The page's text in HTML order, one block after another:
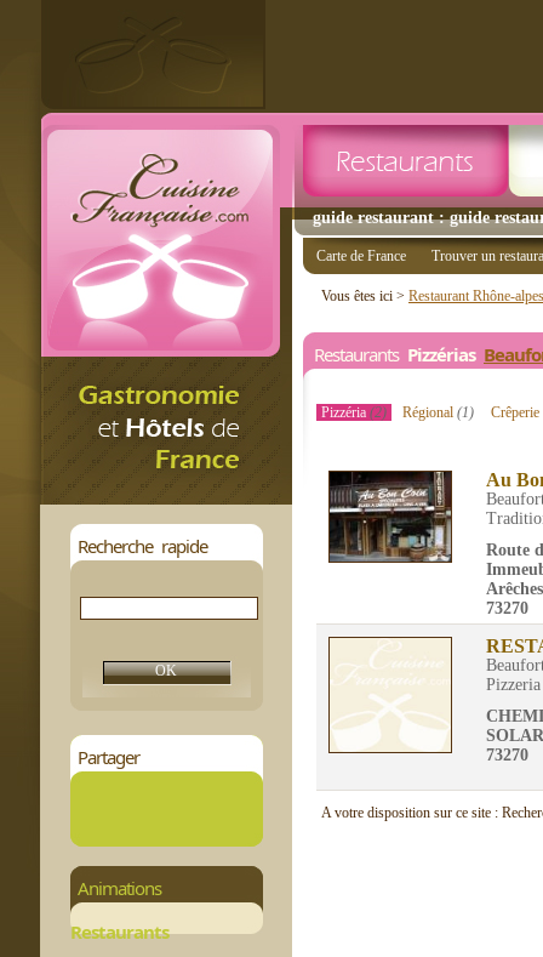
guide restaurant : guide
Recherche rapide
Partager
Animations
Restaurants
Carte de France Trouver un
Vous êtes ici > Restaurant Rhône-alpes
Restaurants Pizzérias
Pizzéria (2) Régional(1) Crêperie
Au
Route
73270
Pizzeria
73270
A votre disposition sur ce site :